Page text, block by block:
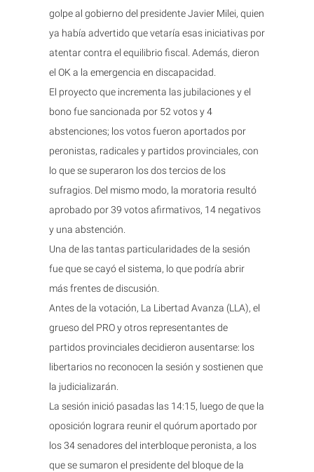
golpe al gobierno del presidente Javier Milei, quien
ya había advertido que vetaría esas iniciativas por
atentar contra el equilibrio fiscal. Además, dieron
el OK a la emergencia en discapacidad.
El proyecto que incrementa las jubilaciones y el
bono fue sancionada por 52 votos y 4
abstenciones; los votos fueron aportados por
peronistas, radicales y partidos provinciales, con
lo que se superaron los dos tercios de los
sufragios. Del mismo modo, la moratoria resultó
aprobado por 39 votos afirmativos, 14 negativos
y una abstención.
Una de las tantas particularidades de la sesión
fue que se cayó el sistema, lo que podría abrir
más frentes de discusión.
Antes de la votación, La Libertad Avanza (LLA), el
grueso del PRO y otros representantes de
partidos provinciales decidieron ausentarse: los
libertarios no reconocen la sesión y sostienen que
la judicializarán.
La sesión inició pasadas las 14:15, luego de que la
oposición lograra reunir el quórum aportado por
los 34 senadores del interbloque peronista, a los
que se sumaron el presidente del bloque de la